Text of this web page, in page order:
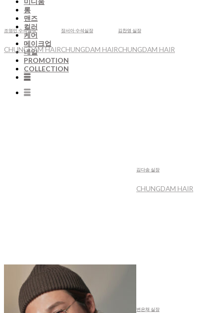
롱
맨즈
컬러
케어
메이크업
네일
PROMOTION
COLLECTION
조영민 수석실장
CHUNGDAM HAIR
장서아 수석실장
CHUNGDAM HAIR
김찬영 실장
CHUNGDAM HAIR
김다송 실장
CHUNGDAM HAIR
변은채 실장